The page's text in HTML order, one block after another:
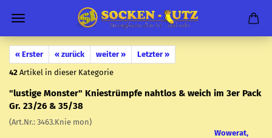
« Erster « zurück weiter »
Letzter »
42 Artikel in dieser Kategorie
"lus­ti­ge Mons­ter" Knie­strümp­fe naht­los & weich im 3er Pack
Gr. 23/26 & 35/38
(Art.Nr.: 3463.Knie mon)
Wowerat,